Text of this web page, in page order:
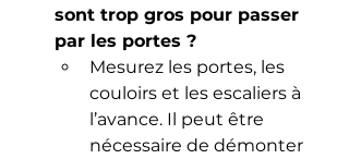
sont trop gros pour passer
par les portes ?
Mesurez les portes, les
couloirs et les escaliers à
l’avance. Il peut être
nécessaire de démonter